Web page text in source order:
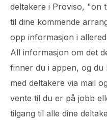
deltakere i Proviso, "on
til dine kommende
opp informasjon i
All informasjon om det
finner du i appen, og du
med deltakere via mail
vente til du er på jobb
tilgang til alle dine